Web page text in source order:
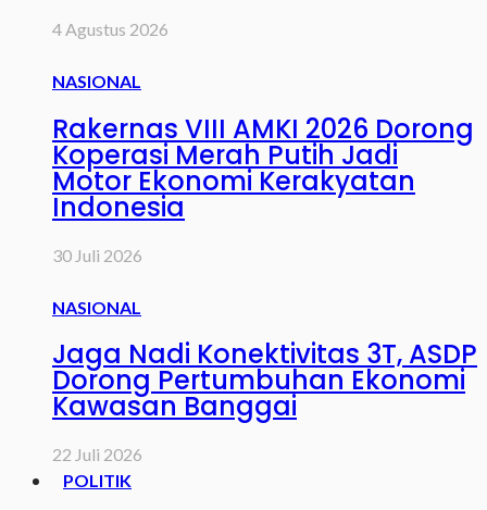
4 Agustus 2026
NASIONAL
Rakernas VIII AMKI 2026 Dorong
Koperasi Merah Putih Jadi
Motor Ekonomi Kerakyatan
Indonesia
30 Juli 2026
NASIONAL
Jaga Nadi Konektivitas 3T, ASDP
Dorong Pertumbuhan Ekonomi
Kawasan Banggai
22 Juli 2026
POLITIK